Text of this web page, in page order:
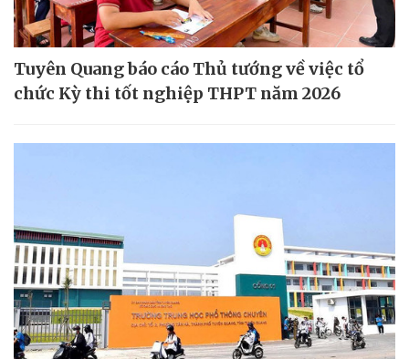
Tuyên Quang báo cáo Thủ tướng về việc tổ
chức Kỳ thi tốt nghiệp THPT năm 2026